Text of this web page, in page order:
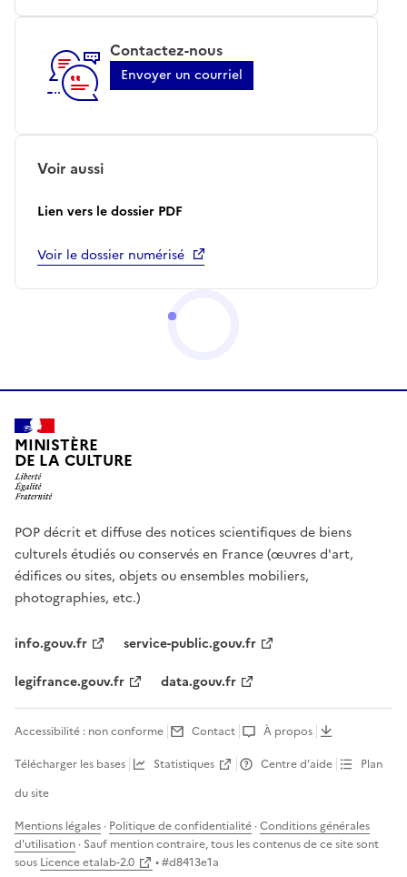
Contactez-nous
Envoyer un courriel
Voir aussi
Lien vers le dossier PDF
Voir le dossier numérisé
MINISTÈRE
DE LA CULTURE
POP décrit et diffuse des notices scientifiques de biens
culturels étudiés ou conservés en France (œuvres d'art,
édifices ou sites, objets ou ensembles mobiliers,
photographies, etc.)
info.gouv.fr
service-public.gouv.fr
legifrance.gouv.fr
data.gouv.fr
Accessibilité : non conforme Contact
À propos
Télécharger les bases
Statistiques Centre d’aide
Plan
du site
Mentions légales · Politique de confidentialité ·Conditions générales
d'utilisation · Sauf mention contraire, tous les contenus de ce site sont
sous Licence etalab-2.0 • #d8413e1a